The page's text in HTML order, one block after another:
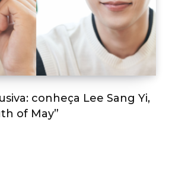
conheça Lee Sang Yi,
of May”